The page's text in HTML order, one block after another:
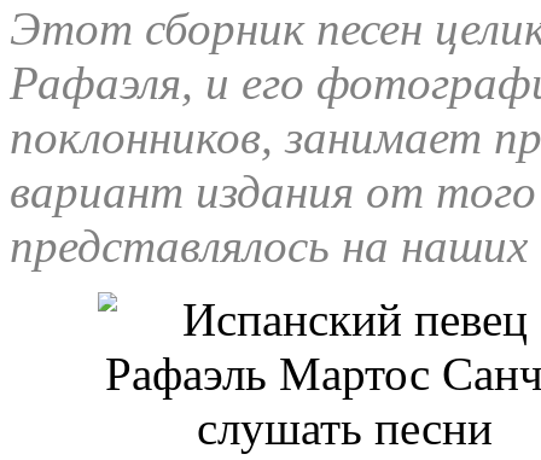
Этот сборник песен
Рафаэля, и его
поклонников, занимает
вариант издания от
представлялось на